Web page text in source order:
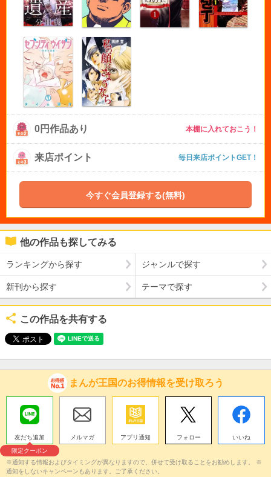
0円作品あり 本棚に入れておこう！
来店ポイント 毎日来店ポイントGET！
今すぐ会員登録する(無料)
他の作品も探してみる
ランキングから探す ジャンルで探す
新刊から探す テーマで探す
この作品を共有する
まんが王国のお得情報を受け取ろう
友だち追加
限定クーポン
メルマガ アプリ通知 フォロー いいね
※通知する情報およびタイミングが異なりますので、併せて受け取ることをお勧めします。 ※
通知をしないキャンペーンもあります。ご了承ください。